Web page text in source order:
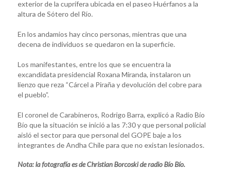
exterior de la cuprífera ubicada en el paseo Huérfanos a la
altura de Sótero del Río.
En los andamios hay cinco personas, mientras que una
decena de individuos se quedaron en la superficie.
Los manifestantes, entre los que se encuentra la
excandidata presidencial Roxana Miranda, instalaron un
lienzo que reza “Cárcel a Piraña y devolución del cobre para
el pueblo”.
El coronel de Carabineros, Rodrigo Barra, explicó a Radio Bío
Bío que la situación se inició a las 7:30 y que personal policial
aisló el sector para que personal del GOPE baje a los
integrantes de Andha Chile para que no existan lesionados.
Nota: la fotografía es de Christian Borcoski de radio Bío Bío.